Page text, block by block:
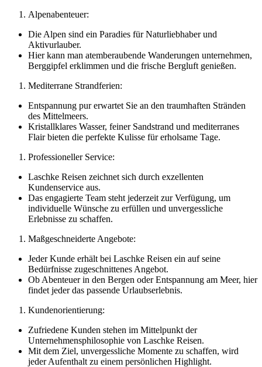
Alpenabenteuer:
Die Alpen sind ein Paradies für Naturliebhaber und
Aktivurlauber.
Hier kann man atemberaubende Wanderungen unternehmen,
Berggipfel erklimmen und die frische Bergluft genießen.
Mediterrane Strandferien:
Entspannung pur erwartet Sie an den traumhaften Stränden
des Mittelmeers.
Kristallklares Wasser, feiner Sandstrand und mediterranes
Flair bieten die perfekte Kulisse für erholsame Tage.
Professioneller Service:
Laschke Reisen zeichnet sich durch exzellenten
Kundenservice aus.
Das engagierte Team steht jederzeit zur Verfügung, um
individuelle Wünsche zu erfüllen und unvergessliche
Erlebnisse zu schaffen.
Maßgeschneiderte Angebote:
Jeder Kunde erhält bei Laschke Reisen ein auf seine
Bedürfnisse zugeschnittenes Angebot.
Ob Abenteuer in den Bergen oder Entspannung am Meer, hier
findet jeder das passende Urlaubserlebnis.
Kundenorientierung:
Zufriedene Kunden stehen im Mittelpunkt der
Unternehmensphilosophie von Laschke Reisen.
Mit dem Ziel, unvergessliche Momente zu schaffen, wird
jeder Aufenthalt zu einem persönlichen Highlight.